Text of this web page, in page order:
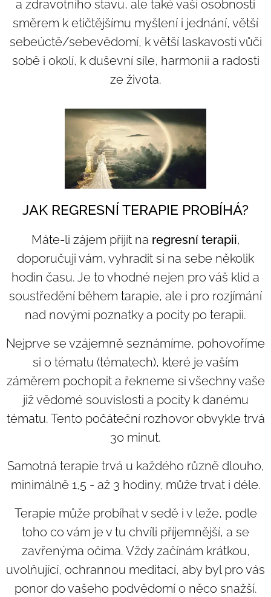
a zdravotního stavu, ale také vaší osobnosti
směrem k etičtějšímu myšlení i jednání, větší
sebeúctě/sebevědomí, k větší laskavosti vůči
sobě i okolí, k duševní síle, harmonii a radosti
ze života.
JAK REGRESNÍ TERAPIE PROBÍHÁ?
Máte-li zájem přijít na regresní terapii,
doporučuji vám, vyhradit si na sebe několik
hodin času. Je to vhodné nejen pro váš klid a
soustředění během tarapie, ale i pro rozjímání
nad novými poznatky a pocity po terapii.
Nejprve se vzájemně seznámíme, pohovoříme
si o tématu (tématech), které je vaším
záměrem pochopit a řekneme si všechny vaše
již vědomé souvislosti a pocity k danému
tématu. Tento počáteční rozhovor obvykle trvá
30 minut.
Samotná terapie trvá u každého různě dlouho,
minimálně 1,5 - až 3 hodiny, může trvat i déle.
Terapie může probíhat v sedě i v leže, podle
toho co vám je v tu chvíli příjemnější, a se
zavřenýma očima. Vždy začínám krátkou,
uvolňující, ochrannou meditací, aby byl pro vás
ponor do vašeho podvědomí o něco snažší.